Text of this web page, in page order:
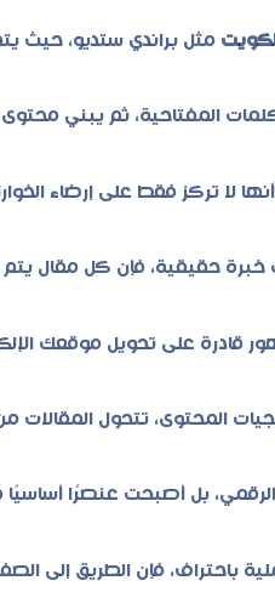
مثل براندي ستديو، حيث
المفتاحية، ثم يبني
تركز فقط على إرضاء
خبرة حقيقية، فإن كل مقال
قادرة على تحويل موقعك
المحتوى، تتحول
بل أصبحت عنصرًا أساسيًا
باحتراف، فإن الطريق إلى